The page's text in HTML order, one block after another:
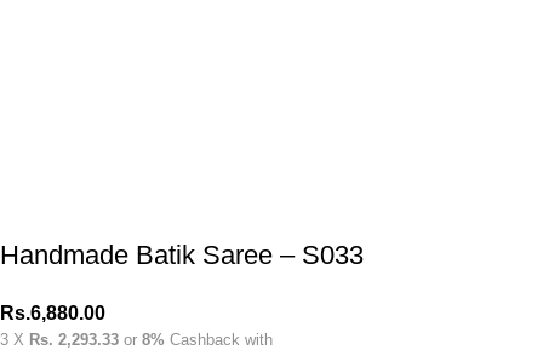
Handmade Batik Saree – S033
Rs.6,880.00
3 X Rs. 2,293.33 or 8% Cashback with